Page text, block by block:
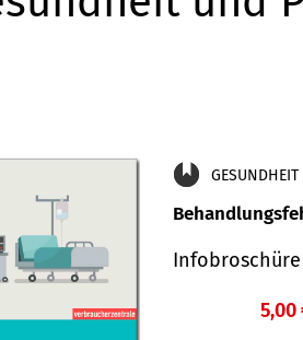
GESUNDHEIT
5,00